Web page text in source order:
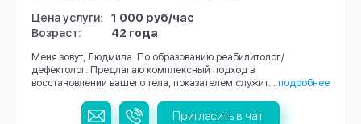
Цена услуги:
1 000 руб/час
Возраст:
42 года
Меня зовут, Людмила. По образованию реабилитолог/
дефектолог. Предлагаю комплексный подход в
восстановлении вашего тела, показателем служит... подробнее
Пригласить в чат